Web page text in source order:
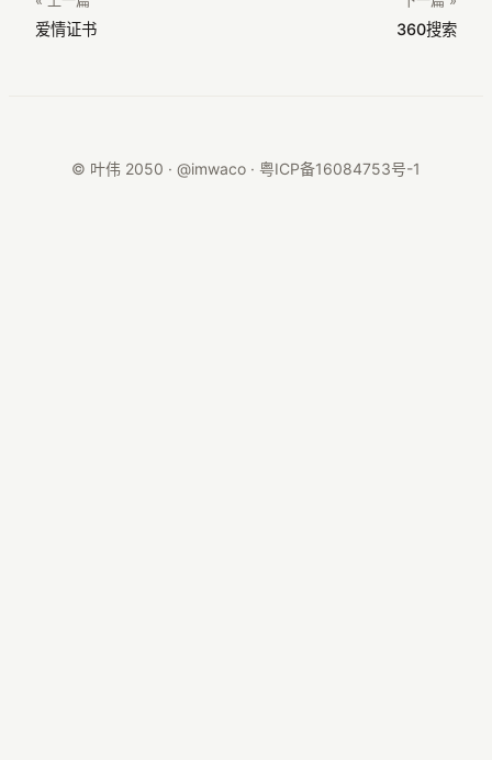
爱情证书 360搜索
© 叶伟 2050 · @imwaco · 粤ICP备16084753号-1